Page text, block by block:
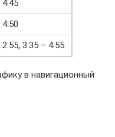
4:45
3:35 – 4:55
в навигационный